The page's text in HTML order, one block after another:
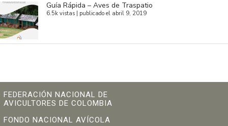
Guía Rápida – Aves de Traspatio
6.5k vistas publicado el abril 9, 2019
FEDERACIÓN NACIONAL DE
AVICULTORES DE COLOMBIA
FONDO NACIONAL AVÍCOLA